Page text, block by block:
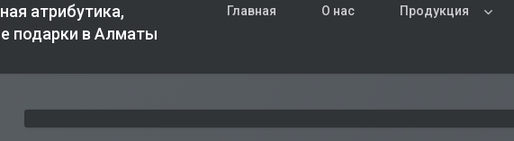
атрибутика,
подарки в Алматы
Главная О нас Продукция